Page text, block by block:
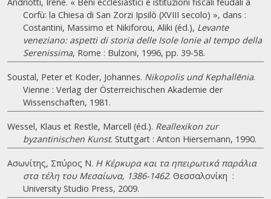
Corfù: la Chiesa di San Zorzi Ipsilò (XVIII secolo) », dans :
Costantini, Massimo et Nikiforou, Aliki (éd.), Levante
veneziano: aspetti di storia delle Isole Ionie al tempo della
Serenissima, Rome : Bulzoni, 1996, pp. 39-58.
Soustal, Peter et Koder, Johannes. Nikopolis und Kephallēnia.
Vienne : Verlag der Österreichischen Akademie der
Wissenschaften, 1981.
Wessel, Klaus et Restle, Marcell (éd.). Reallexikon zur
byzantinischen Kunst. Stuttgart : Anton Hiersemann, 1990.
Ασωνίτης, Σπύρος Ν. Η Κέρκυρα και τα ηπειρωτικά παράλια
στα τέλη του Μεσαίωνα, 1386-1462. Θεσσαλονίκη :
University Studio Press, 2009.